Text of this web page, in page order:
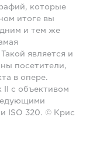
которые
итоге вы
и тем же
является и
посетители,
в опере.
II с объективом
ISO 320. © Крис